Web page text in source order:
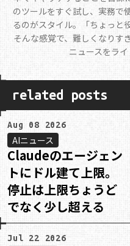
のツールをすぐ試し、実務で
るのがスタイル。「ちょっ
そんな感覚で、難しくなりす
ニュースをライ
related posts
Aug 08 2026
AIニュース
Claudeのエージェン
トにドル建て上限。
停止は上限ちょうど
でなく少し超える
Jul 22 2026